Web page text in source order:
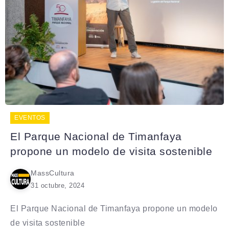
EVENTOS
El Parque Nacional de Timanfaya
propone un modelo de visita sostenible
MassCultura
31 octubre, 2024
El Parque Nacional de Timanfaya propone un modelo
de visita sostenible